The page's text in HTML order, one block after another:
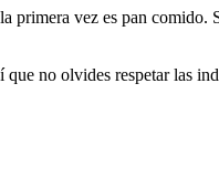
primera vez es pan comido.
no olvides respetar las